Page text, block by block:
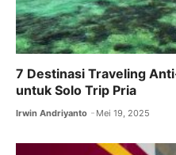
7 Destinasi Traveling
untuk Solo Trip Pria
Irwin Andriyanto Mei 19, 2025